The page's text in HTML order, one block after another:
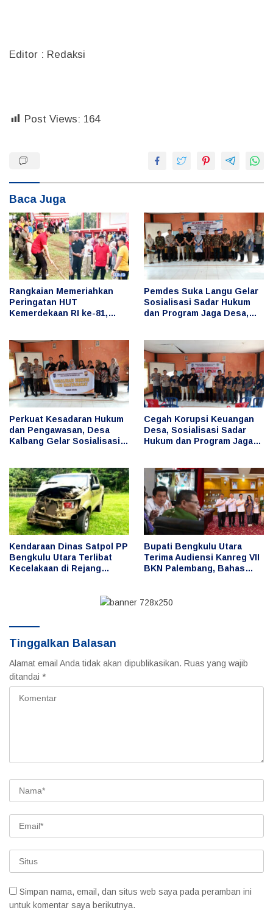
Editor : Redaksi
Post Views: 164
Baca Juga
Rangkaian Memeriahkan
Peringatan HUT
Kemerdekaan RI ke-81,
Pemdes Suka Langu Gelar
Sosialisasi Sadar Hukum
dan Program Jaga Desa,
Perkuat Kesadaran Hukum
dan Pengawasan, Desa
Kalbang Gelar Sosialisasi
Cegah Korupsi Keuangan
Desa, Sosialisasi Sadar
Hukum dan Program Jaga
Kendaraan Dinas Satpol PP
Bengkulu Utara Terlibat
Kecelakaan di Rejang
Bupati Bengkulu Utara
Terima Audiensi Kanreg VII
BKN Palembang, Bahas
Talenta
Tinggalkan Balasan
Alamat email Anda tidak akan dipublikasikan. Ruas yang wajib
ditandai *
Simpan nama, email, dan situs web saya pada peramban ini
untuk komentar saya berikutnya.